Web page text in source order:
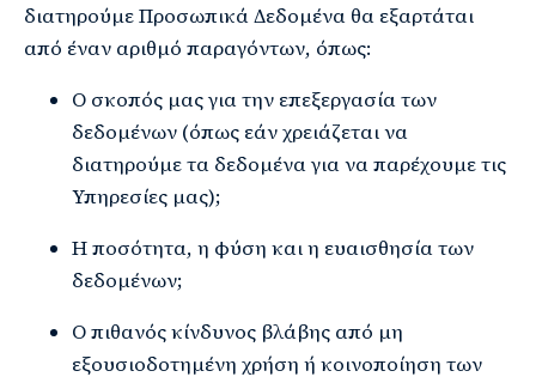
διατηρούμε Προσωπικά Δεδομένα θα εξαρτάται
από έναν αριθμό παραγόντων, όπως:
Ο σκοπός μας για την επεξεργασία των
δεδομένων (όπως εάν χρειάζεται να
διατηρούμε τα δεδομένα για να παρέχουμε τις
Υπηρεσίες μας);
Η ποσότητα, η φύση και η ευαισθησία των
δεδομένων;
Ο πιθανός κίνδυνος βλάβης από μη
εξουσιοδοτημένη χρήση ή κοινοποίηση των